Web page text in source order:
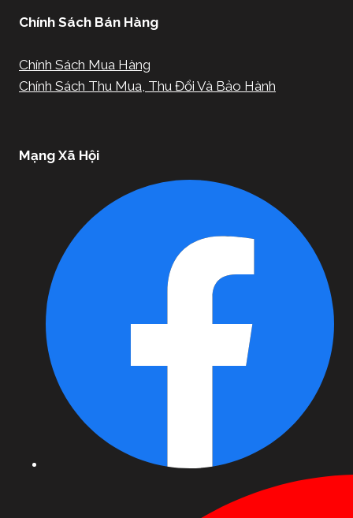
Chính Sách Bán Hàng
Chính Sách Mua Hàng
Chính Sách Thu Mua, Thu Đổi Và Bảo Hành
Mạng Xã Hội